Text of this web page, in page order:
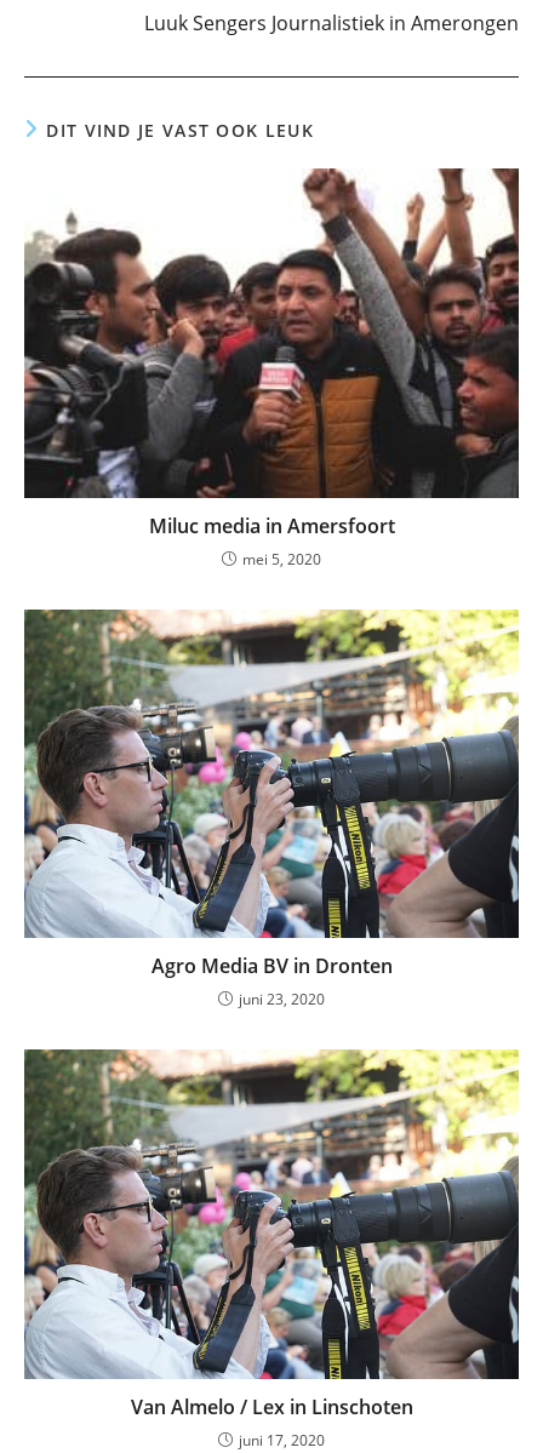
Luuk Sengers Journalistiek in Amerongen
DIT VIND JE VAST OOK LEUK
Miluc media in Amersfoort
mei 5, 2020
Agro Media BV in Dronten
juni 23, 2020
Van Almelo / Lex in Linschoten
juni 17, 2020